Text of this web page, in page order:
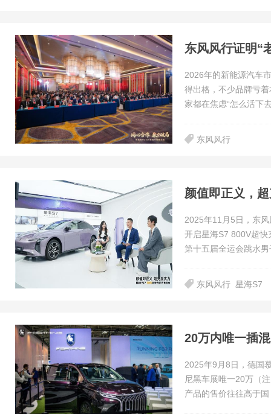
东风风行证明“
2026年的新能源汽车
得出格，不少品牌亏
家都在焦虑“怎么活下
东风风行
颜值即正义，
2025年11月5日，东
开启星海S7 800V超快
第十五届全运会跳水
东风风行 星海S7
20万内唯一插
2025年9月8日，德国
尼黑车展唯一20万（
产品的售价往往高于国